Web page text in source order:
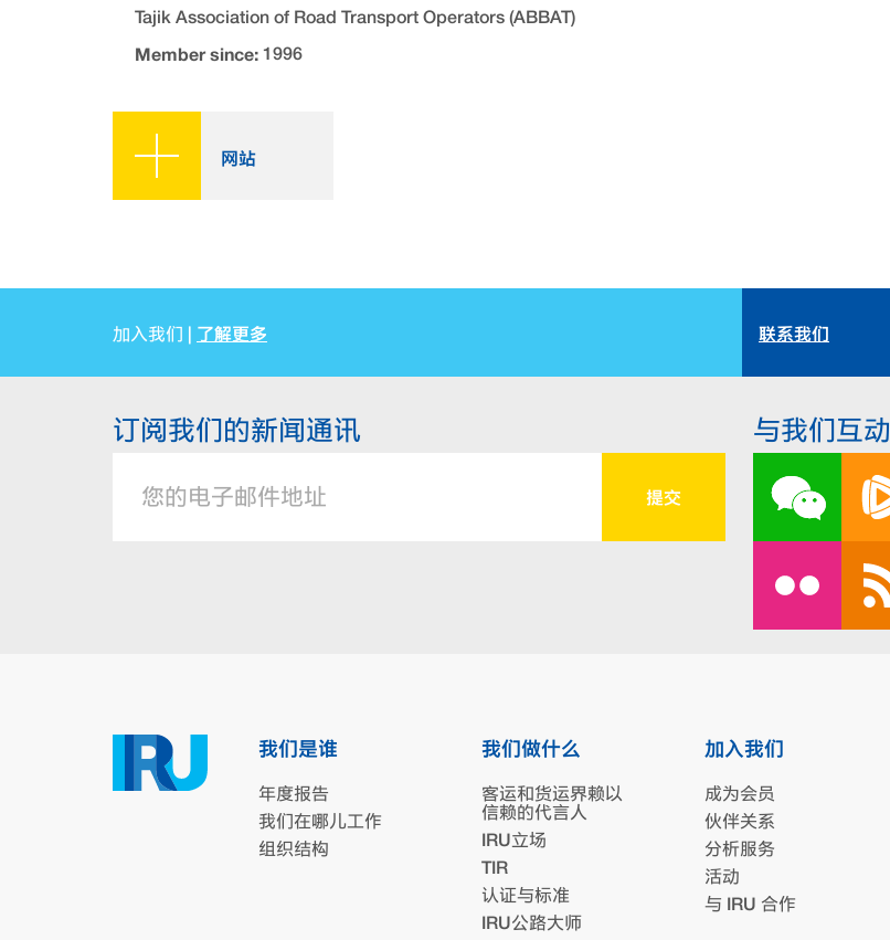
Tajik Association of Road Transport Operators (ABBAT)
Member since: 1996
网站
加入我们 | 了解更多 联系我们
订阅我们的新闻通讯 与我们互动
我们是谁
年度报告
我们在哪儿工作
组织结构
我们做什么
客运和货运界赖以
信赖的代言人
IRU立场
TIR
认证与标准
IRU公路大师
加入我们
成为会员
伙伴关系
分析服务
活动
与 IRU 合作